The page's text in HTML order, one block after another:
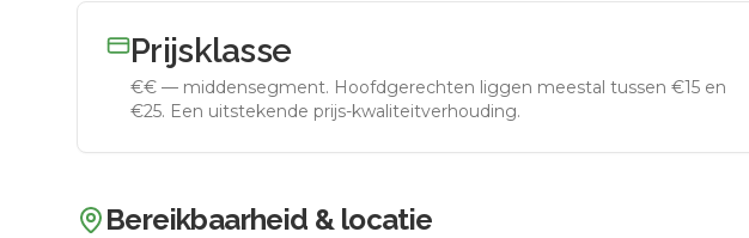
Prijsklasse
€€ — middensegment. Hoofdgerechten liggen meestal tussen €15 en
€25. Een uitstekende prijs-kwaliteitverhouding.
Bereikbaarheid & locatie